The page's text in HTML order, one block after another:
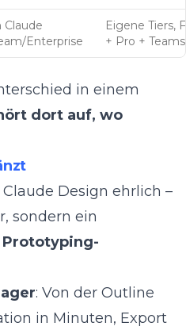
Claude
Enterprise
Eigene Tiers,
+ Pro + Teams
in einem
dort auf, wo
Design ehrlich –
sondern ein
: Von der Outline
in Minuten, Export